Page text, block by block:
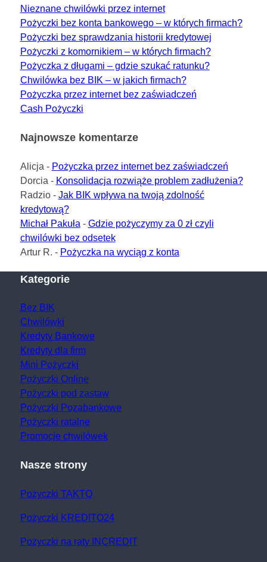
Nieznane chwilówki przez internet
Pożyczki bez konta bankowego – w których firmach?
Pożyczki bez sprawdzania historii kredytowej
Pożyczki z komornikiem – w których firmach?
Pożyczka z długami – gdzie szukać ratunku?
Chwilówka bez BIK – w jakich firmach?
Pożyczka przez internet bez zaświadczeń
Cash Pożyczki
Najnowsze komentarze
Alicja - Pożyczka przez internet bez zaświadczeń
Dorcia - Konsolidacja rozwiąże problem zadłużenia?
Radzio- Jak BIK wpływa na twoją zdolność
kredytową?
Michał Pakuła - Gdzie pożyczymy za 0 zł czyli
chwilówki bez odsetek
Artur R. - Pożyczka na wyciąg z konta
Kategorie
Bez BIK
Chwilówki
Kredyty Bankowe
Kredyty dla firm
Mini Pożyczki
Pożyczki Online
Pożyczki pod zastaw
Pożyczki Pozabankowe
Pożyczki ratalne
Promocje chwilówek
Nasze strony
Pożyczki TAKTO
Pożyczki KREDITO24
Pożyczki na raty INCREDIT